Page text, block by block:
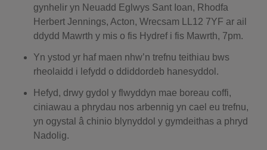
gynhelir yn Neuadd Eglwys Sant Ioan, Rhodfa
Herbert Jennings, Acton, Wrecsam LL12 7YF ar ail
ddydd Mawrth y mis o fis Hydref i fis Mawrth, 7pm.
Yn ystod yr haf maen nhw’n trefnu teithiau bws
rheolaidd i lefydd o ddiddordeb hanesyddol.
Hefyd, drwy gydol y flwyddyn mae boreau coffi,
ciniawau a phrydau nos arbennig yn cael eu trefnu,
yn ogystal â chinio blynyddol y gymdeithas a phryd
Nadolig.